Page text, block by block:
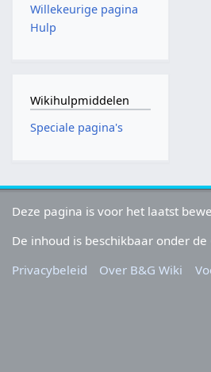
Willekeurige pagina
Hulp
Wikihulpmiddelen
Speciale pagina's
Deze pagina is voor het laatst
De inhoud is beschikbaar onder de
Privacybeleid
Over B&G Wiki